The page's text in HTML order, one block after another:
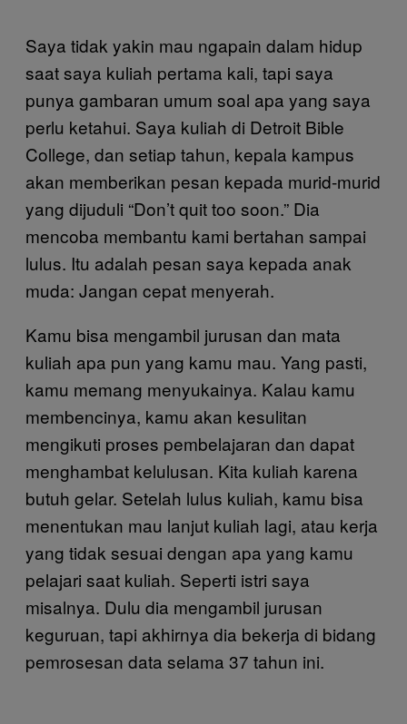
Saya tidak yakin mau ngapain dalam hidup
saat saya kuliah pertama kali, tapi saya
punya gambaran umum soal apa yang saya
perlu ketahui. Saya kuliah di Detroit Bible
College, dan setiap tahun, kepala kampus
akan memberikan pesan kepada murid-murid
yang dijuduli “Don’t quit too soon.” Dia
mencoba membantu kami bertahan sampai
lulus. Itu adalah pesan saya kepada anak
muda: Jangan cepat menyerah.
Kamu bisa mengambil jurusan dan mata
kuliah apa pun yang kamu mau. Yang pasti,
kamu memang menyukainya. Kalau kamu
membencinya, kamu akan kesulitan
mengikuti proses pembelajaran dan dapat
menghambat kelulusan. Kita kuliah karena
butuh gelar. Setelah lulus kuliah, kamu bisa
menentukan mau lanjut kuliah lagi, atau kerja
yang tidak sesuai dengan apa yang kamu
pelajari saat kuliah. Seperti istri saya
misalnya. Dulu dia mengambil jurusan
keguruan, tapi akhirnya dia bekerja di bidang
pemrosesan data selama 37 tahun ini.